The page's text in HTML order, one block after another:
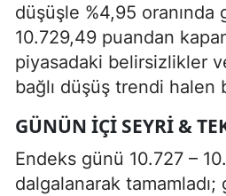
düşüşle %4,95 oranında
10.729,49 puandan
piyasadaki belirsizlikler
bağlı düşüş trendi halen
GÜNÜN İÇI SEYRI &
Endeks günü 10.727 –
dalgalanarak tamamladı;